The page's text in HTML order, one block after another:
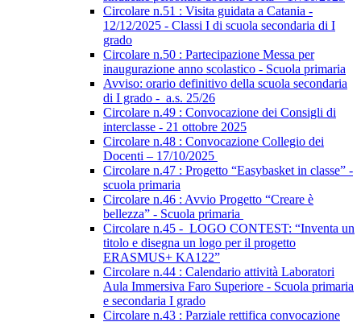
Circolare n.51 : Visita guidata a Catania -
12/12/2025 - Classi I di scuola secondaria di I
grado
Circolare n.50 : Partecipazione Messa per
inaugurazione anno scolastico - Scuola primaria
Avviso: orario definitivo della scuola secondaria
di I grado - a.s. 25/26
Circolare n.49 : Convocazione dei Consigli di
interclasse - 21 ottobre 2025
Circolare n.48 : Convocazione Collegio dei
Docenti – 17/10/2025
Circolare n.47 : Progetto “Easybasket in classe” -
scuola primaria
Circolare n.46 : Avvio Progetto “Creare è
bellezza” - Scuola primaria
Circolare n.45 - LOGO CONTEST: “Inventa un
titolo e disegna un logo per il progetto
ERASMUS+ KA122”
Circolare n.44 : Calendario attività Laboratori
Aula Immersiva Faro Superiore - Scuola primaria
e secondaria I grado
Circolare n.43 : Parziale rettifica convocazione